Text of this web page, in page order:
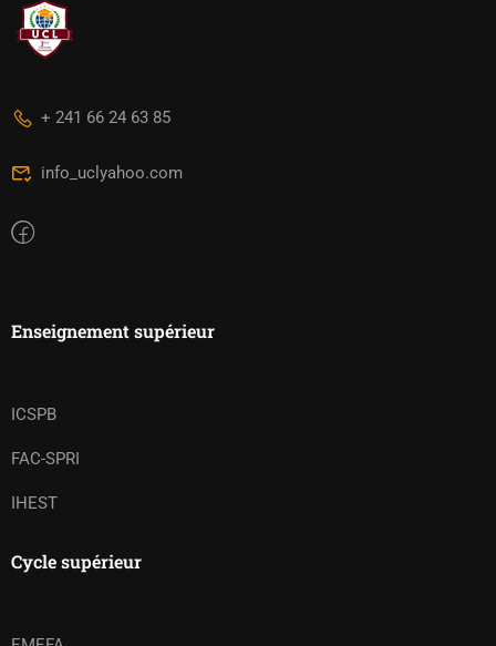
+ 241 66 24 63 85
info_uclyahoo.com
Enseignement supérieur
ICSPB
FAC-SPRI
IHEST
Cycle supérieur